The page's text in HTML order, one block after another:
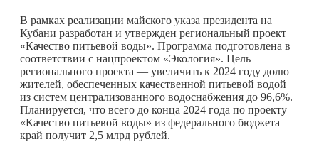
В рамках реализации майского указа президента на
Кубани разработан и утвержден региональный проект
«Качество питьевой воды». Программа подготовлена в
соответствии с нацпроектом «Экология». Цель
регионального проекта — увеличить к 2024 году долю
жителей, обеспеченных качественной питьевой водой
из систем централизованного водоснабжения до 96,6%.
Планируется, что всего до конца 2024 года по проекту
«Качество питьевой воды» из федерального бюджета
край получит 2,5 млрд рублей.